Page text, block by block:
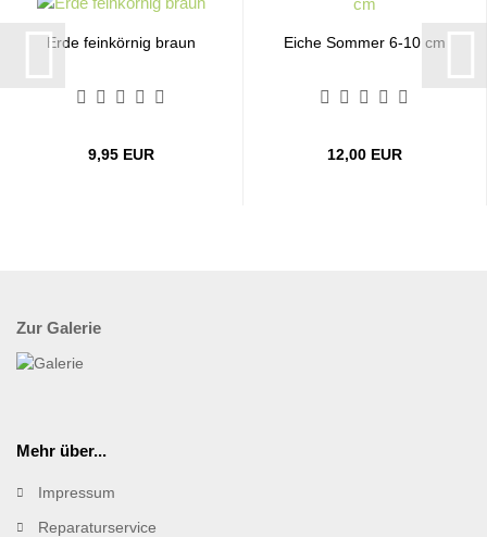
Erde feinkörnig braun
9,95 EUR
Eiche Sommer 6-10 cm
12,00 EUR
Zur Galerie
Mehr über...
Impressum
Reparaturservice